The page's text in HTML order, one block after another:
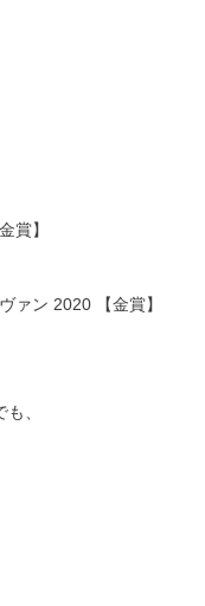
賞】
ァン 2020 【金賞】
、